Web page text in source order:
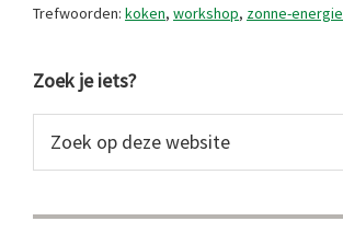
Trefwoorden: koken, workshop, zonne-energie
Primaire
Sidebar
Zoek je iets?
op
website